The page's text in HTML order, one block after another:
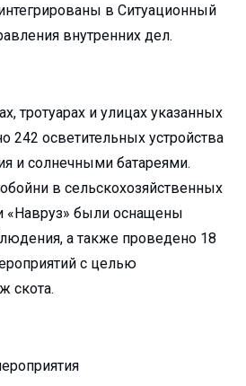
в Ситуационный
внутренних дел.
тротуарах и улицах указанных
242 осветительных устройства
и солнечными батареями.
в сельскохозяйственных
«Навруз» были оснащены
а также проведено 18
с целью
скота.